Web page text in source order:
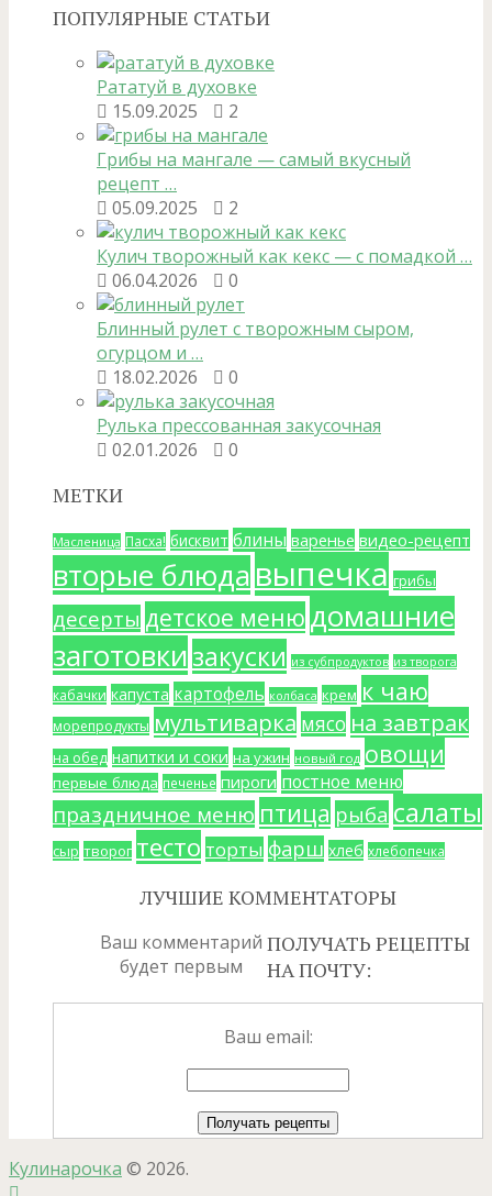
ПОПУЛЯРНЫЕ СТАТЬИ
Рататуй в духовке
15.09.2025
2
Грибы на мангале — самый вкусный
рецепт …
05.09.2025
2
Кулич творожный как кекс — с помадкой …
06.04.2026
0
Блинный рулет с творожным сыром,
огурцом и …
18.02.2026
0
Рулька прессованная закусочная
02.01.2026
0
МЕТКИ
Масленица Пасха! бисквит блины варенье видео-рецепт
вторые блюдавыпечка грибы
десерты детское меню домашние
заготовкизакуски из субпродуктов из творога
кабачки капуста картофель колбаса крем к чаю
морепродукты мультиварка мясо на завтрак
на обед напитки и соки на ужин новый год овощи
первые блюда печенье пироги постное меню
праздничное меню птица рыба салаты
сыр творог тесто торты фарш хлеб хлебопечка
ЛУЧШИЕ КОММЕНТАТОРЫ
Ваш комментарий
будет первым
ПОЛУЧАТЬ РЕЦЕПТЫ
НА ПОЧТУ:
Ваш email:
Кулинарочка © 2026.